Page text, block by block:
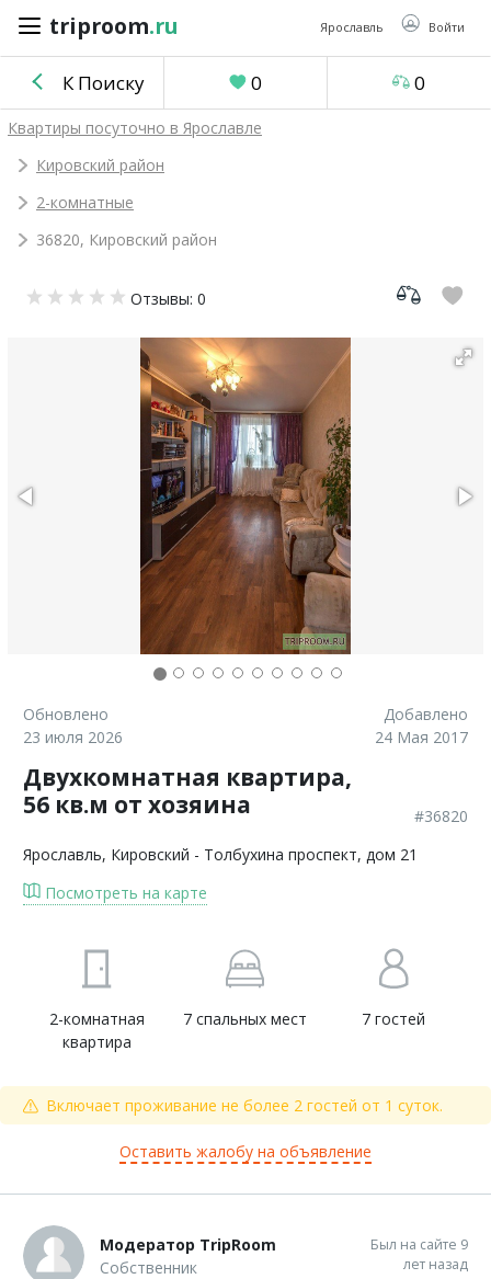
triproom.ru Ярославль Войти
triproom .ru
Российский
Войти / Зарегистрироваться
объявление
К Поиску 0 0
Квартиры посуточно в Ярославле
Кировский район
2-комнатные
36820, Кировский район
Отзывы: 0
Обновлено
23 июля 2026
Добавлено
24 Мая 2017
Двухкомнатная квартира,
56 кв.м от хозяина
#36820
Ярославль, Кировский - Толбухина проспект, дом 21
Посмотреть на карте
2-комнатная
квартира
7 спальных мест 7 гостей
Включает проживание не более 2 гостей от 1 суток.
Оставить жалобу на объявление
Модератор TripRoom
Собственник
Был на сайте 9
лет назад